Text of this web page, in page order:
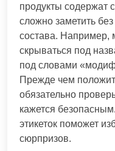
продукты содержат
сложно заметить
состава. Например,
скрываться под
под словами
Прежде чем
обязательно
кажется
этикеток поможет
сюрпризов.